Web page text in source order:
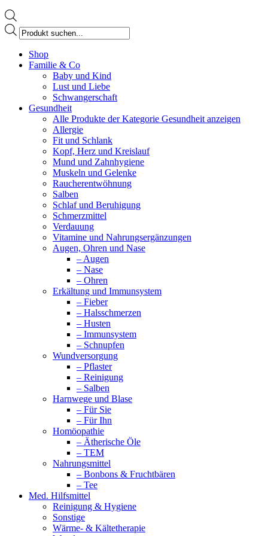
Products
search
page
opens
Shop
Familie & Co
Baby und Kind
Lust und Liebe
Schwangerschaft
Gesundheit
Alle Produkte der Kategorie Gesundheit anzeigen
Allergie
Fit und Schlank
Kopf, Herz und Kreislauf
Mund und Zahnhygiene
Muskeln und Gelenke
Raucherentwöhnung
Salben
Schlaf und Beruhigung
Schmerzmittel
Verdauung
Vitamine und Nahrungsergänzungen
Augen, Ohren und Nase
– Augen
– Nase
– Ohren
Erkältung und Immunsystem
– Fieber
– Halsschmerzen
– Husten
– Immunsystem
– Schnupfen
Wundversorgung
– Pflaster
– Reinigung
– Salben
Harnwege und Blase
– Für Sie
– Für Ihn
Homöopathie
– Ätherische Öle
– TEM
Nahrungsmittel
– Bonbons & Fruchtbären
– Tee
Med. Hilfsmittel
Reinigung & Hygiene
Sonstige
Wärme- & Kältetherapie